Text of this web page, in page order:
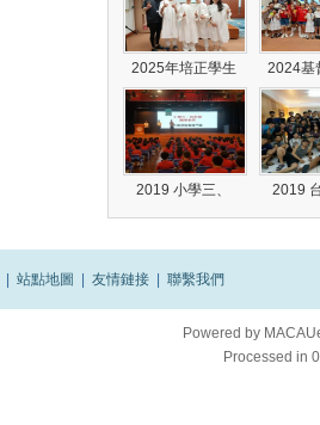
2025年培正學生 2024基
2019 小學三、 2019
站點地圖 友情鏈接 聯繫我們
Powered by
Processed in